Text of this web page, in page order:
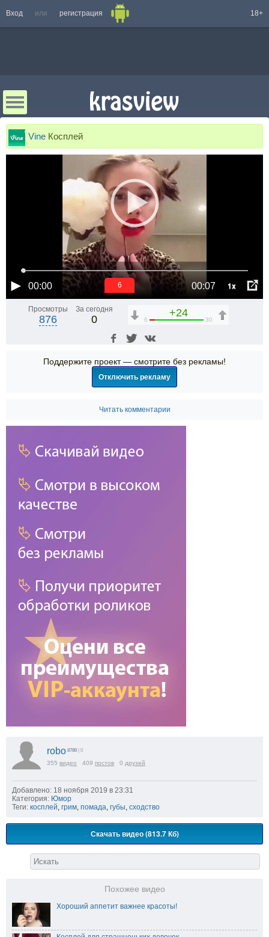
Вход или регистрация 18+
Vine Косплей
00:00 00:07 1x
6
Просмотры
876
За сегодня
0
+24
6 30
Поддержите проект — смотрите без рекламы!
Отключить рекламу
Читать комментарии
robo 8786 | 0
355 видео 409 постов 0 друзей
Добавлено: 18 ноября 2019 в 23:31
Категория: Юмор
Теги: косплей грим помада губы сходство
Скачать видео (813.7 Кб)
Похожее видео
Хороший аппетит важнее красоты!